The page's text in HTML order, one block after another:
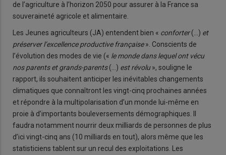
de l’agriculture à l’horizon 2050 pour assurer à la France sa
souveraineté agricole et alimentaire.
Les Jeunes agriculteurs (JA) entendent bien « conforter(…) et
préserver l’excellence productive française». Conscients de
l’évolution des modes de vie (« le monde dans lequel ont vécu
nos parents et grands-parents(…) est révolu», souligne le
rapport, ils souhaitent anticiper les inévitables changements
climatiques que connaîtront les vingt-cinq prochaines années
et répondre à la multipolarisation d’un monde lui-même en
proie à d’importants bouleversements démographiques. Il
faudra notamment nourrir deux milliards de personnes de plus
d’ici vingt-cinq ans (10 milliards en tout), alors même que les
statisticiens tablent sur un recul des exploitations. Les